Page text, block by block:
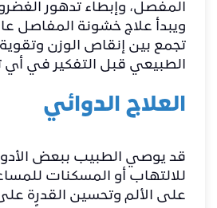
المفصل، وإبطاء تدهور
ويبدأ علاج خشونة المفاصل
تجمع بين إنقاص الوزن
الطبيعي قبل التفكير في أي
العلاج الدوائي
قد يوصي الطبيب ببعض
للالتهاب أو المسكنات
على الألم وتحسين القدرة